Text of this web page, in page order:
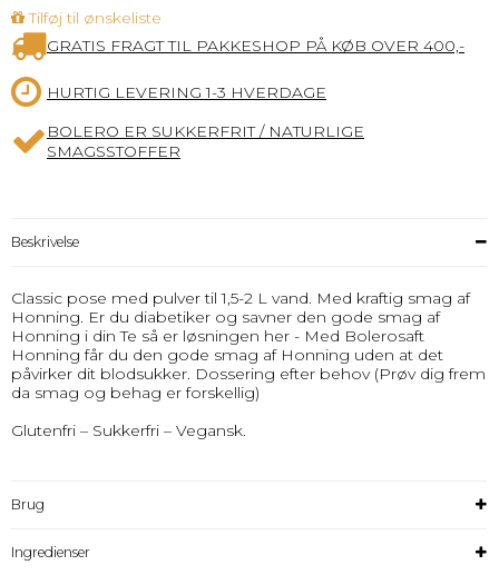
Tilføj til ønskeliste
GRATIS FRAGT TIL PAKKESHOP PÅ KØB OVER 400,-
HURTIG LEVERING 1-3 HVERDAGE
BOLERO ER SUKKERFRIT / NATURLIGE
SMAGSSTOFFER
Beskrivelse
Classic pose med pulver til 1,5-2 L vand. Med kraftig smag af
Honning. Er du diabetiker og savner den gode smag af
Honning i din Te så er løsningen her - Med Bolerosaft
Honning får du den gode smag af Honning uden at det
påvirker dit blodsukker. Dossering efter behov (Prøv dig frem
da smag og behag er forskellig)
Glutenfri – Sukkerfri – Vegansk.
Brug
Ingredienser